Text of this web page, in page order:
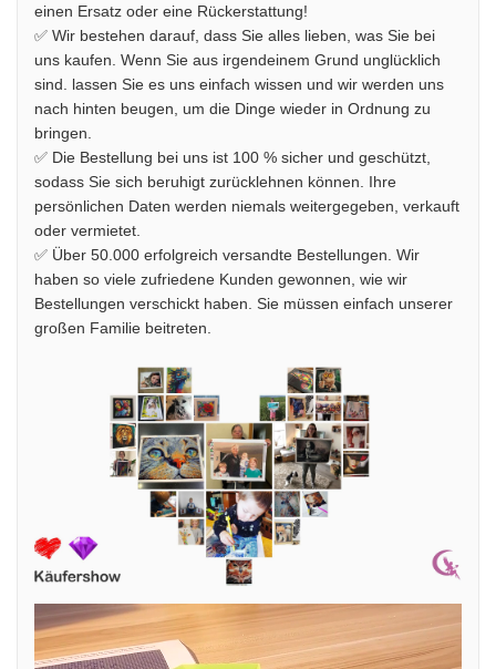
einen Ersatz oder eine Rückerstattung!
✅ Wir bestehen darauf, dass Sie alles lieben, was Sie bei
uns kaufen. Wenn Sie aus irgendeinem Grund unglücklich
sind. lassen Sie es uns einfach wissen und wir werden uns
nach hinten beugen, um die Dinge wieder in Ordnung zu
bringen.
✅ Die Bestellung bei uns ist 100 % sicher und geschützt,
sodass Sie sich beruhigt zurücklehnen können. Ihre
persönlichen Daten werden niemals weitergegeben, verkauft
oder vermietet.
✅ Über 50.000 erfolgreich versandte Bestellungen. Wir
haben so viele zufriedene Kunden gewonnen, wie wir
Bestellungen verschickt haben. Sie müssen einfach unserer
großen Familie beitreten.